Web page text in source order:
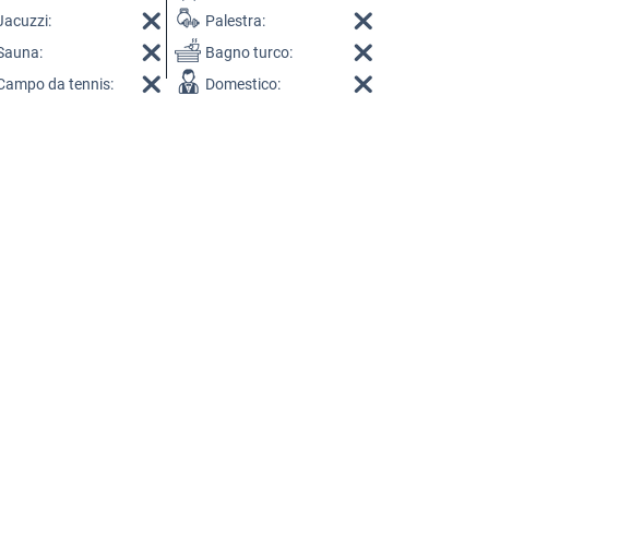
da tennis:
Palestra:
Bagno turco:
Domestico: